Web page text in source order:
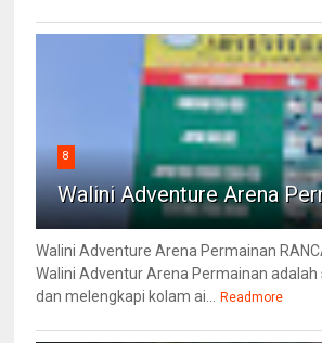
8
Walini Adventure Arena
Walini Adventure Arena Permainan
Walini Adventur Arena Permainan
dan melengkapi kolam ai...
Readmore